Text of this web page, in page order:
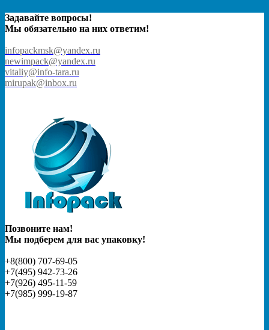
Задавайте вопросы!
Мы обязательно на них ответим!
infopackmsk@yandex.ru
newimpack@yandex.ru
vitaliy@info-tara.ru
mirupak@inbox.ru
Позвоните нам!
Мы подберем для вас упаковку!
+8(800) 707-69-05
+7(495) 942-73-26
+7(926) 495-11-59
+7(985) 999-19-87